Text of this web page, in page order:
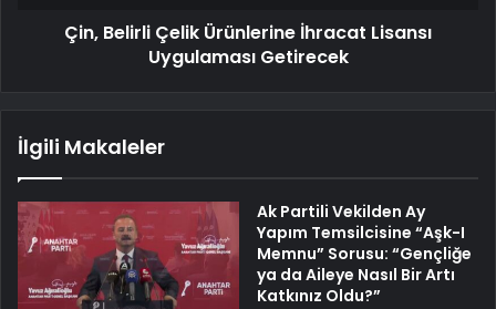
Çin, Belirli Çelik Ürünlerine İhracat Lisansı
Uygulaması Getirecek
İlgili Makaleler
Ak Partili Vekilden Ay
Yapım Temsilcisine “Aşk-I
Memnu” Sorusu: “Gençliğe
ya da Aileye Nasıl Bir Artı
Katkınız Oldu?”